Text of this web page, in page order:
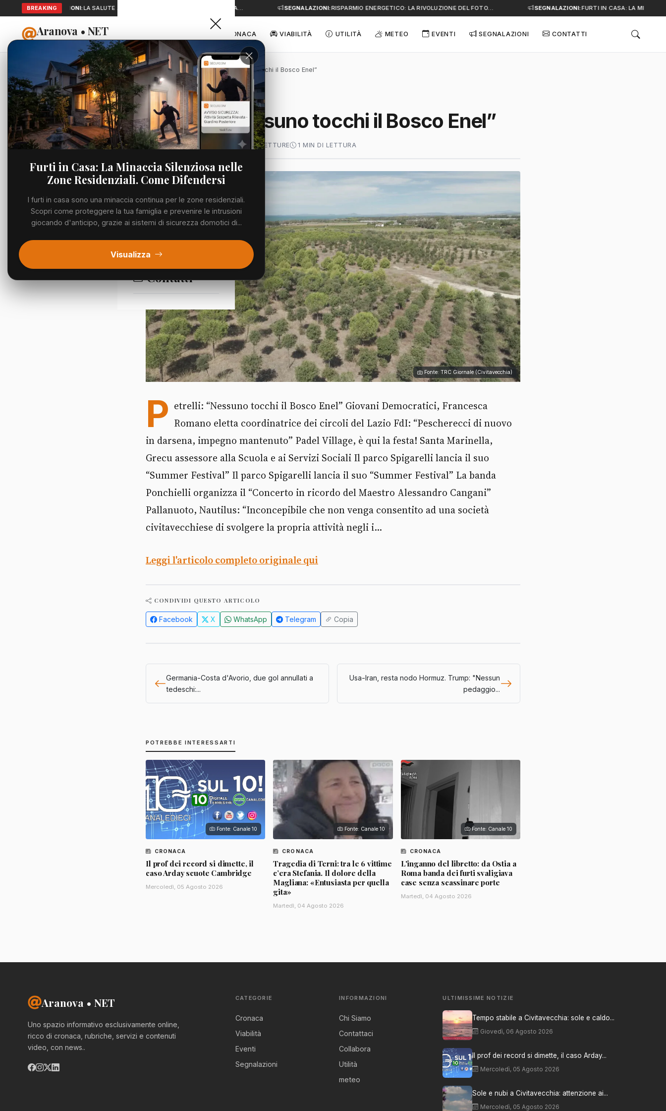
BREAKING
SEGNALAZIONI:LA SALUTE A PORTATA DI MANO: TELEMEDICINA E A… SEGNALAZIONI:RISPARMIO ENERGETICO: LA RIVOLUZIONE DEL FOTO… SEGNALAZIONI:FURTI IN CASA: LA MINACCIA
Aranova • NET
PORTALE UTILE AL TERRITORIO
CRONACA VIABILITÀ UTILITÀ METEO EVENTI SEGNALAZIONI CONTATTI
Home
Cronaca
Viabilità
Utilità
Meteo
Eventi
Segnalazioni
Contatti
Cronaca Petrelli: “Nessuno tocchi il Bosco Enel”
CRONACA
Petrelli: “Nessuno tocchi il Bosco Enel”
SABATO, 20 GIUGNO 2026 62 LETTURE 1 MIN DI LETTURA
Fonte: TRC Giornale (Civitavecchia)
P etrelli: “Nessuno tocchi il Bosco Enel” Giovani Democratici, Francesca
Romano eletta coordinatrice dei circoli del Lazio FdI: “Pescherecci di nuovo
in darsena, impegno mantenuto” Padel Village, è qui la festa! Santa Marinella,
Grecu assessore alla Scuola e ai Servizi Sociali Il parco Spigarelli lancia il suo
“Summer Festival” Il parco Spigarelli lancia il suo “Summer Festival” La banda
Ponchielli organizza il “Concerto in ricordo del Maestro Alessandro Cangani”
Pallanuoto, Nautilus: “Inconcepibile che non venga consentito ad una società
civitavecchiese di svolgere la propria attività negli i...
Leggi l'articolo completo originale qui
CONDIVIDI QUESTO ARTICOLO
Facebook X WhatsApp Telegram Copia
Germania-Costa d'Avorio, due gol annullati a
tedeschi:...
Usa-Iran, resta nodo Hormuz. Trump: "Nessun
pedaggio...
POTREBBE INTERESSARTI
Fonte: Canale 10
CRONACA
Il prof dei record si dimette, il
caso Arday scuote Cambridge
Mercoledì, 05 Agosto 2026
Fonte: Canale 10
CRONACA
Tragedia di Terni: tra le 6 vittime
c’era Stefania. Il dolore della
Magliana: «Entusiasta per quella
gita»
Martedì, 04 Agosto 2026
Fonte: Canale 10
CRONACA
L'inganno del libretto: da Ostia a
Roma banda dei furti svaligiava
case senza scassinare porte
Martedì, 04 Agosto 2026
Furti in Casa: La Minaccia Silenziosa nelle
Zone Residenziali. Come Difendersi
I furti in casa sono una minaccia continua per le zone residenziali.
Scopri come proteggere la tua famiglia e prevenire le intrusioni
giocando d'anticipo, grazie ai sistemi di sicurezza domotici di...
Visualizza
Aranova • NET
Uno spazio informativo esclusivamente online,
ricco di cronaca, rubriche, servizi e contenuti
video, con news..
CATEGORIE
Cronaca
Viabilità
Eventi
Segnalazioni
INFORMAZIONI
Chi Siamo
Contattaci
Collabora
Utilità
meteo
ULTIMISSIME NOTIZIE
Tempo stabile a Civitavecchia: sole e caldo...
Giovedì, 06 Agosto 2026
Il prof dei record si dimette, il caso Arday...
Mercoledì, 05 Agosto 2026
Sole e nubi a Civitavecchia: attenzione ai...
Mercoledì, 05 Agosto 2026